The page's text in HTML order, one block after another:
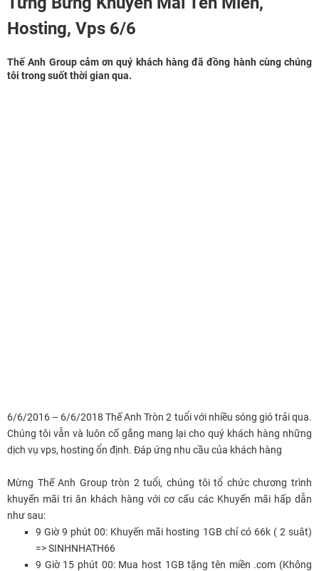
Hosting, Vps 6/6
Thế Anh Group cảm ơn quý khách hàng đã đồng hành cùng chúng
tôi trong suốt thời gian qua.
6/6/2016 – 6/6/2018 Thế Anh Tròn 2 tuổi với nhiều sóng gió trải qua.
Chúng tôi vẫn và luôn cố gắng mang lại cho quý khách hàng những
dịch vụ vps, hosting ổn định. Đáp ứng nhu cầu của khách hàng
Mừng Thế Anh Group tròn 2 tuổi, chúng tôi tổ chức chương trình
khuyến mãi tri ân khách hàng với cơ cấu các Khuyến mãi hấp dẫn
như sau:
9 Giờ 9 phút 00: Khuyến mãi hosting 1GB chỉ có 66k ( 2 suât)
=> SINHNHATH66
9 Giờ 15 phút 00: Mua host 1GB tặng tên miền .com (Không